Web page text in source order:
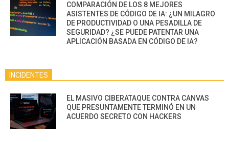
COMPARACIÓN DE LOS 8 MEJORES
ASISTENTES DE CÓDIGO DE IA: ¿UN MILAGRO
DE PRODUCTIVIDAD O UNA PESADILLA DE
SEGURIDAD? ¿SE PUEDE PATENTAR UNA
APLICACIÓN BASADA EN CÓDIGO DE IA?
INCIDENTES
EL MASIVO CIBERATAQUE CONTRA CANVAS
QUE PRESUNTAMENTE TERMINÓ EN UN
ACUERDO SECRETO CON HACKERS